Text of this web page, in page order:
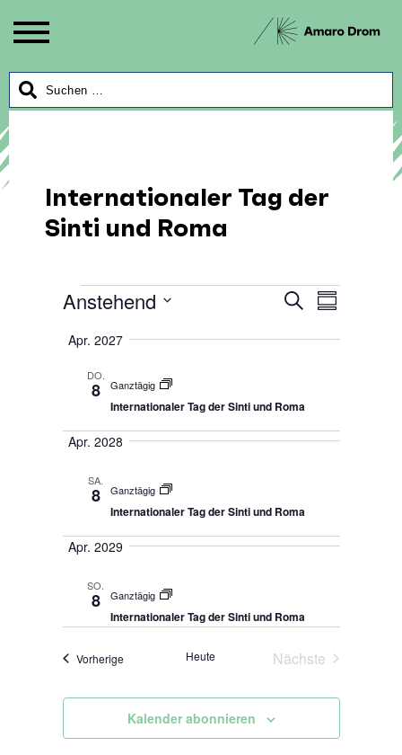
Internationaler Tag der
Sinti und Roma
Veranstaltungen
Suche
Suche
Anstehend
auswählen.
Apr. 2027
DO.
8 Ganztägig
Internationaler Tag der Sinti und Roma
Apr. 2028
SA.
8 Ganztägig
Internationaler Tag der Sinti und Roma
Apr. 2029
SO.
8 Ganztägig
Internationaler Tag der Sinti und Roma
VorherigeVeranstaltungenHeute
Nächste
Kalender abonnieren